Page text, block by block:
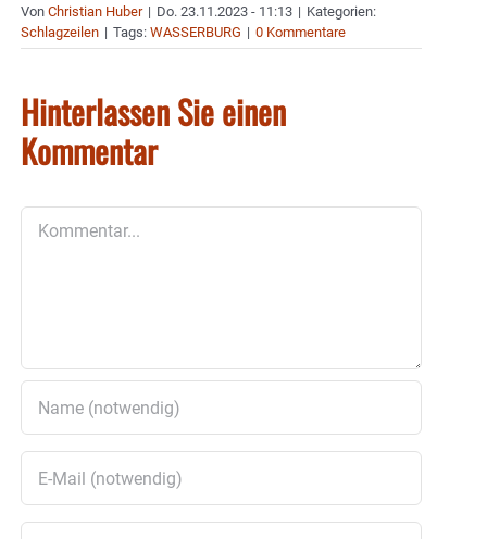
Von Christian Huber | Do. 23.11.2023 - 11:13 | Kategorien:
Schlagzeilen | Tags: WASSERBURG | 0 Kommentare
Hinterlassen Sie einen
Kommentar